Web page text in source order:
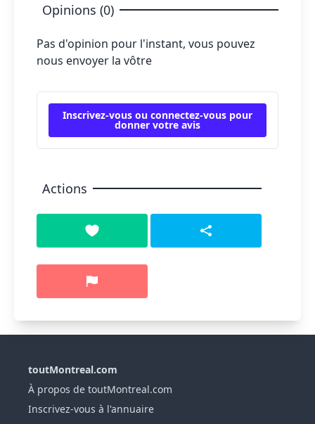
Opinions (0)
Pas d'opinion pour l'instant, vous pouvez
nous envoyer la vôtre
Inscrivez-vous ou connectez-vous pour
donner votre avis
Actions
toutMontreal.com
À propos de toutMontreal.com
Inscrivez-vous à l'annuaire